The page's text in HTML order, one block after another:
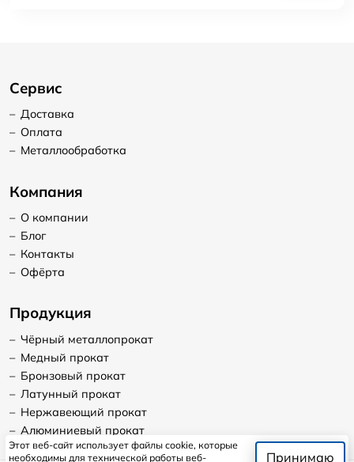
Сервис
– Доставка
– Оплата
– Металлообработка
Компания
– О компании
– Блог
– Контакты
– Офёрта
Продукция
– Чёрный металлопрокат
– Медный прокат
– Бронзовый прокат
– Латунный прокат
– Нержавеющий прокат
– Алюминиевый прокат
Этот веб-сайт использует файлы cookie, которые
необходимы для технической работы веб-
Принимаю